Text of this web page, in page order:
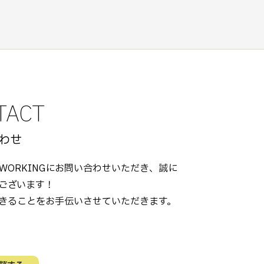
せ
にお問い合わせいただき、誠に
ざいます！
ることをお手伝いさせていただきます。